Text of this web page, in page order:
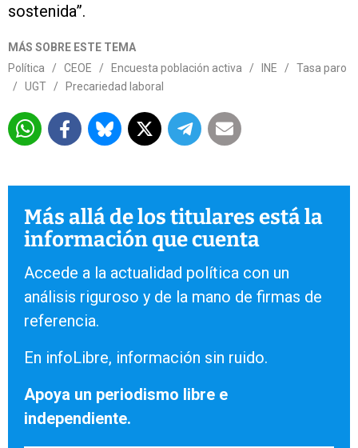
sostenida”.
MÁS SOBRE ESTE TEMA
Política
/ CEOE / Encuesta población activa / INE /
Tasa paro
/
UGT / Precariedad laboral
Más allá de los titulares está la
información que cuenta
Accede a la actualidad política con un
análisis riguroso y de la mano de firmas de
referencia.
En infoLibre, información sin ruido.
Apoya un periodismo libre e
independiente.